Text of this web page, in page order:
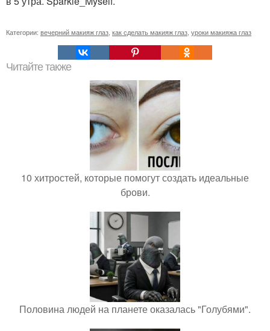
Категории: вечерний макияж глаз как сделать макияж глаз уроки макияжа глаз
Читайте также
10 хитростей, которые помогут создать идеальные
брови.
Половина людей на планете оказалась "Голубями".